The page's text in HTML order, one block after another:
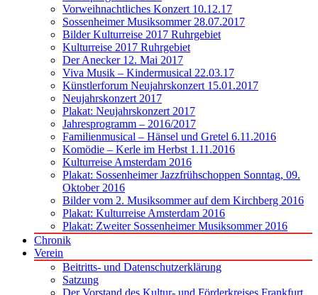
Vorweihnachtliches Konzert 10.12.17
Sossenheimer Musiksommer 28.07.2017
Bilder Kulturreise 2017 Ruhrgebiet
Kulturreise 2017 Ruhrgebiet
Der Anecker 12. Mai 2017
Viva Musik – Kindermusical 22.03.17
Künstlerforum Neujahrskonzert 15.01.2017
Neujahrskonzert 2017
Plakat: Neujahrskonzert 2017
Jahresprogramm – 2016/2017
Familienmusical – Hänsel und Gretel 6.11.2016
Komödie – Kerle im Herbst 1.11.2016
Kulturreise Amsterdam 2016
Plakat: Sossenheimer Jazzfrühschoppen Sonntag, 09.
Oktober 2016
Bilder vom 2. Musiksommer auf dem Kirchberg 2016
Plakat: Kulturreise Amsterdam 2016
Plakat: Zweiter Sossenheimer Musiksommer 2016
Chronik
Verein
Beitritts- und Datenschutzerklärung
Satzung
Der Vorstand des Kultur- und Förderkreises Frankfurt